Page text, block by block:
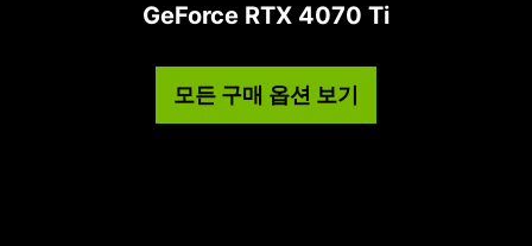
GeForce RTX 4070 Ti
모든 구매 옵션 보기